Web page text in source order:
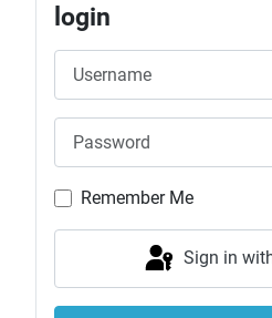
login
Remember Me
Sign in